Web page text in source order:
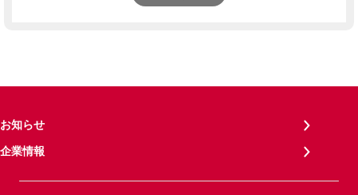
お知らせ
企業情報